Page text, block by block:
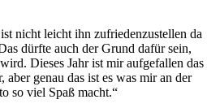
nicht leicht ihn zufriedenzustellen da
dürfte auch der Grund dafür sein,
Dieses Jahr ist mir aufgefallen das
aber genau das ist es was mir an der
so viel Spaß macht.“